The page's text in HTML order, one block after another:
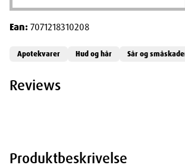
Produktbeskrivelse
Ean:7071218310208
Apotekvarer Hud og hår Sår og
Reviews